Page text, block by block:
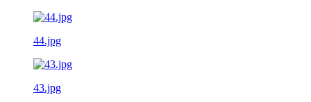
44.jpg
43.jpg